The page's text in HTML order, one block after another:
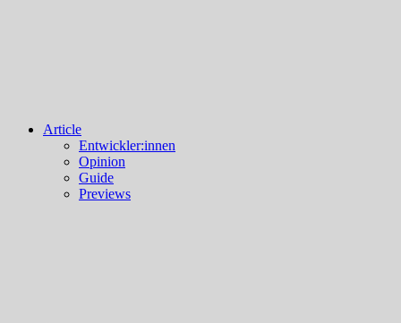
Article
Entwickler:innen
Opinion
Guide
Previews